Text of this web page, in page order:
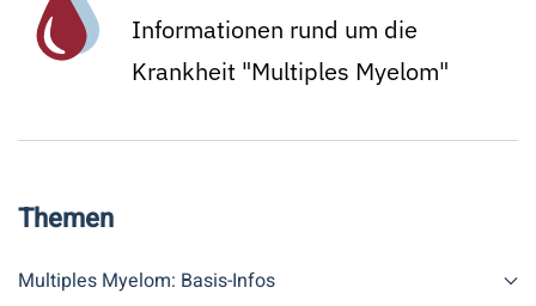
Informationen rund um die
Krankheit "Multiples Myelom"
Themen
Multiples Myelom: Basis-Infos